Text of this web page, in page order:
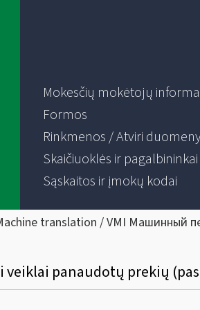
Mokesčių mokėtojų
Formos
Rinkmenos / Atviri
Skaičiuoklės ir pagalbininkai
Sąskaitos ir įmokų kodai
translation / VMI Машинный